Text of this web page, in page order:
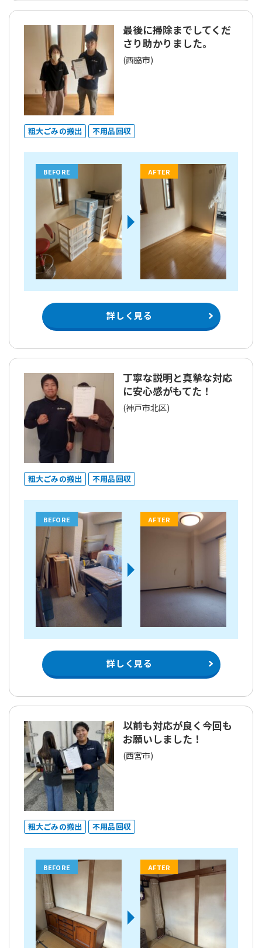
最後に掃除までしてくだ
さり助かりました。
(西脇市)
粗大ごみの搬出 不用品回収
BEFORE AFTER
詳しく見る
丁寧な説明と真摯な対応
に安心感がもてた！
(神戸市北区)
粗大ごみの搬出 不用品回収
BEFORE AFTER
詳しく見る
以前も対応が良く今回も
お願いしました！
(西宮市)
粗大ごみの搬出 不用品回収
BEFORE AFTER